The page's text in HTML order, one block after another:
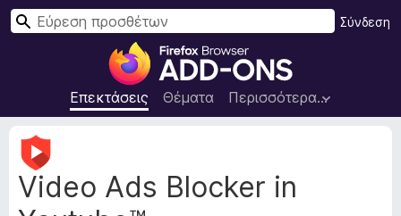
Π
ρ
ό
σ
τ
α
Επεκτάσεις Θέματα Περισσότερα…
Σύνδεση
Α
Video Ads Blocker in
Μ
ε
τ
α